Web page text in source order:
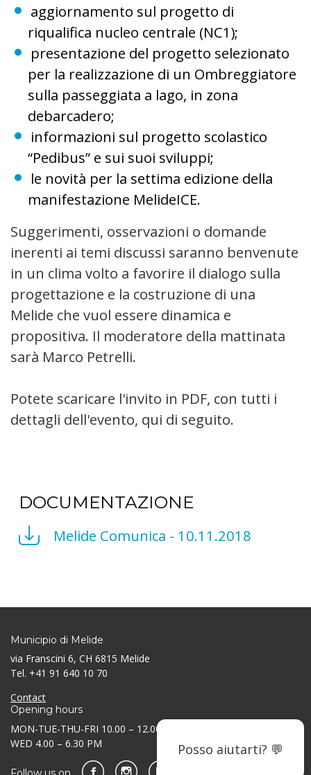
Posso aiutarti? 💬
aggiornamento sul progetto di
riqualifica nucleo centrale (NC1);
presentazione del progetto selezionato
per la realizzazione di un Ombreggiatore
sulla passeggiata a lago, in zona
debarcadero;
informazioni sul progetto scolastico
“Pedibus” e sui suoi sviluppi;
le novità per la settima edizione della
manifestazione MelideICE.
Suggerimenti, osservazioni o domande
inerenti ai temi discussi saranno benvenute
in un clima volto a favorire il dialogo sulla
progettazione e la costruzione di una
Melide che vuol essere dinamica e
propositiva. Il moderatore della mattinata
sarà Marco Petrelli.
Potete scaricare l'invito in PDF, con tutti i
dettagli dell'evento, qui di seguito.
DOCUMENTAZIONE
Melide Comunica - 10.11.2018
Municipio di Melide
via Franscini 6, CH 6815 Melide
Tel. +41 91 640 10 70
Contact
Opening hours
MON-TUE-THU-FRI 10.00 – 12.00 AM / 3.30 – 5.30 PM
WED 4.00 – 6.30 PM